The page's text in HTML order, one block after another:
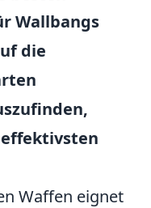
Wallbangs
die
Waffen eignet